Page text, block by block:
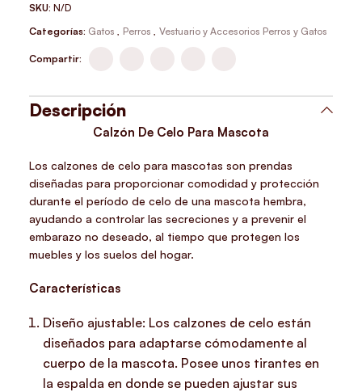
SKU:N/D
Categorías: Gatos Perros Vestuario y Accesorios Perros y Gatos
Compartir:
Descripción
Calzón De Celo Para Mascota
Los calzones de celo para mascotas son prendas
diseñadas para proporcionar comodidad y protección
durante el período de celo de una mascota hembra,
ayudando a controlar las secreciones y a prevenir el
embarazo no deseado, al tiempo que protegen los
muebles y los suelos del hogar.
Características
Diseño ajustable: Los calzones de celo están
diseñados para adaptarse cómodamente al
cuerpo de la mascota. Posee unos tirantes en
la espalda en donde se pueden ajustar sus